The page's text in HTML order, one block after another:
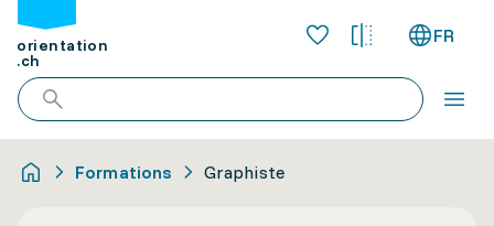
orientation
.ch
FR
Formations Graphiste